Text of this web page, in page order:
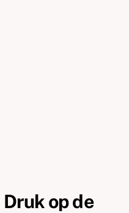
Druk op de